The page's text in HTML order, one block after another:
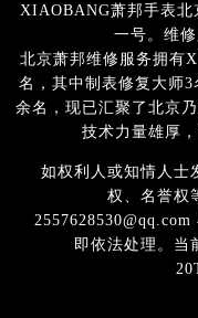
XIAOBANG萧邦手表北
一号。维
北京萧邦维修服务拥有
名，其中制表修复大师
余名，现已汇聚了北京
技术力量雄厚
如权利人或知情人士
权、名誉权
即依法处理。当